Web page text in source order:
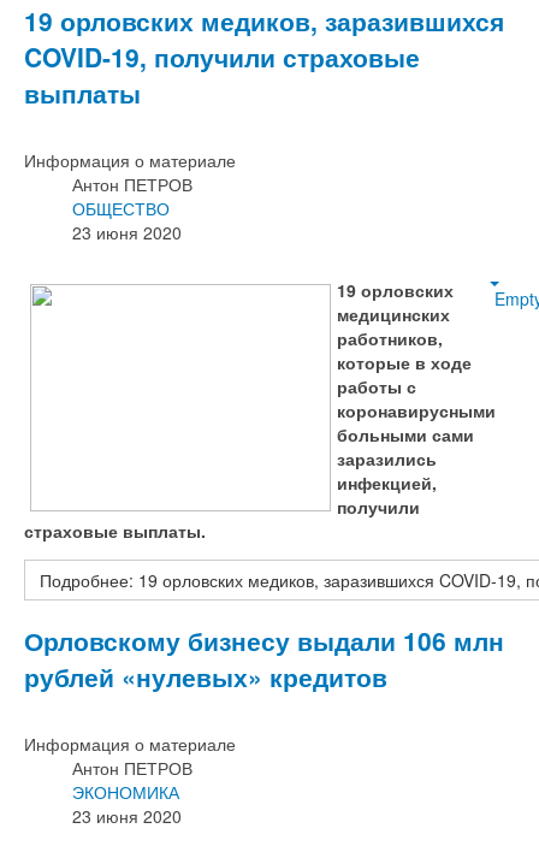
19 орловских медиков, заразившихся
COVID-19, получили страховые
выплаты
Информация о материале
Антон ПЕТРОВ
ОБЩЕСТВО
23 июня 2020
19 орловских
медицинских
работников,
которые в ходе
работы с
коронавирусными
больными сами
заразились
инфекцией,
получили
страховые выплаты.
Подробнее: 19 орловских медиков, заразившихся COVID-19,
Орловскому бизнесу выдали 106 млн
рублей «нулевых» кредитов
Информация о материале
Антон ПЕТРОВ
ЭКОНОМИКА
23 июня 2020